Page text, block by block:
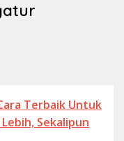
Terbaik Untuk
Sekalipun